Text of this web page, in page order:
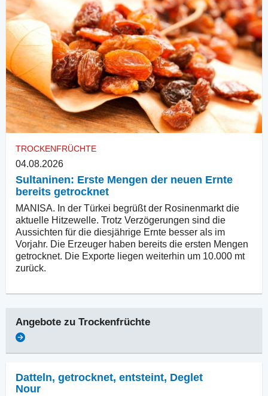
TROCKENFRÜCHTE
04.08.2026
Sultaninen: Erste Mengen der neuen Ernte
bereits getrocknet
MANISA. In der Türkei begrüßt der Rosinenmarkt die
aktuelle Hitzewelle. Trotz Verzögerungen sind die
Aussichten für die diesjährige Ernte besser als im
Vorjahr. Die Erzeuger haben bereits die ersten Mengen
getrocknet. Die Exporte liegen weiterhin um 10.000 mt
zurück.
Angebote zu Trockenfrüchte
Datteln, getrocknet, entsteint, Deglet
Nour